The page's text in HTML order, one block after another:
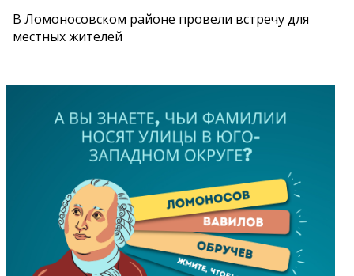
В Ломоносовском районе провели встречу для
местных жителей